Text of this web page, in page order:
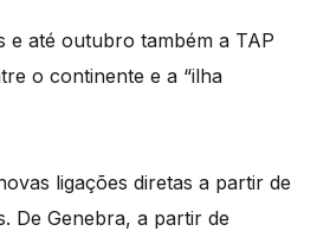
e até outubro também a TAP
o continente e a “ilha
ligações diretas a partir de
De Genebra, a partir de